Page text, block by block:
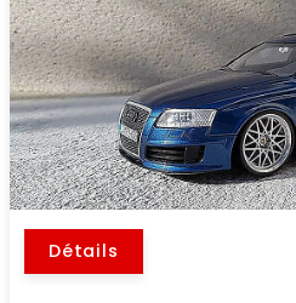
Détails